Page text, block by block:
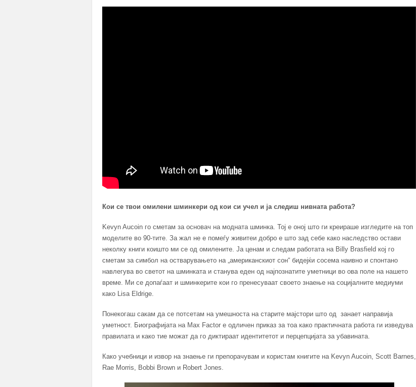
Кои се твои омилени шминкери од кои си учел и ја следиш нивната работа?
Kevyn Aucoin го сметам за основач на модната шминка. Тој е оној што ги креираше изгледите на топ
моделите во 90-тите. За жал не е помеѓу живитеи добро е што зад себе како наследство остави
неколку книги коишто ми се од омилените. Ја ценам и следам работата на Billy Brasfield кој го
сметам за симбол на остварувањето на „американскиот сон“ бидејќи сосема наивно и спонтано
навлегува во светот на шминката и станува еден од најпознатите уметници во ова поле на нашето
време. Ми се допаѓаат и шминкерите кои го пренесуваат своето знаење на социјалните медиуми
како Lisa Eldrige.
Понекогаш сакам да се потсетам на умешноста на старите мајстори што од занает направија
уметност. Биографијата на Max Factor е одличен приказ за тоа како практичната работа ги изведува
правилата и како тие можат да го диктираат идентитетот и перцепцијата за убавината.
Како учебници и извор на знаење ги препорачувам и користам книгите на Kevyn Aucoin, Scott Barnes,
Rae Morris, Bobbi Brown и Robert Jones.